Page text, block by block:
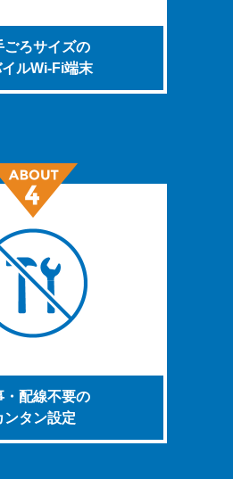
ごろサイズの
ルWi-Fi端末
・配線不要の
ンタン設定